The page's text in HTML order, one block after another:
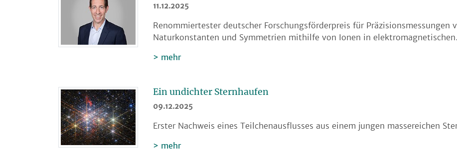
11.12.2025
Renommiertester deutscher Forschungsförderpreis für Präzisionsmessungen
Naturkonstanten und Symmetrien mithilfe von Ionen in
mehr
Ein undichter Sternhaufen
09.12.2025
Erster Nachweis eines Teilchenausflusses aus einem jungen massereichen
mehr